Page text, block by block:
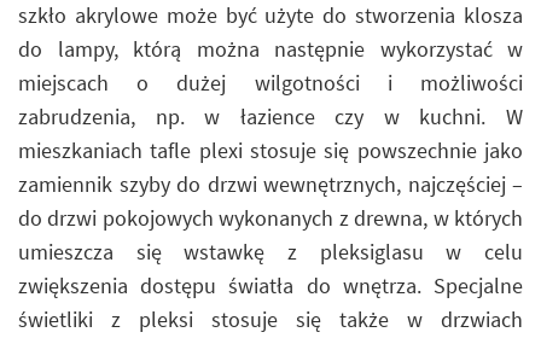
szkło akrylowe może być użyte do stworzenia klosza
do lampy, którą można następnie wykorzystać w
miejscach o dużej wilgotności i możliwości
zabrudzenia, np. w łazience czy w kuchni. W
mieszkaniach tafle plexi stosuje się powszechnie jako
zamiennik szyby do drzwi wewnętrznych, najczęściej –
do drzwi pokojowych wykonanych z drewna, w których
umieszcza się wstawkę z pleksiglasu w celu
zwiększenia dostępu światła do wnętrza. Specjalne
świetliki z pleksi stosuje się także w drzwiach